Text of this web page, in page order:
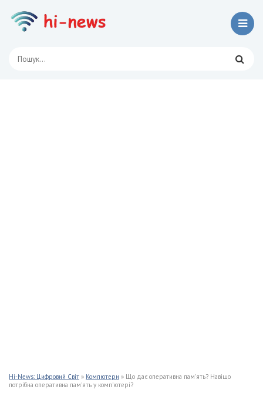
Hi-News: Цифровий Світ » Компютери » Що дає оперативна пам'ять? Навіщо
потрібна оперативна пам'ять у комп'ютері?